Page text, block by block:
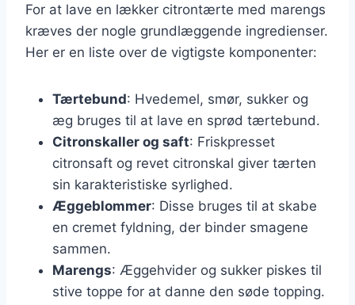
For at lave en lækker citrontærte med marengs
kræves der nogle grundlæggende ingredienser.
Her er en liste over de vigtigste komponenter:
Tærtebund: Hvedemel, smør, sukker og
æg bruges til at lave en sprød tærtebund.
Citronskaller og saft: Friskpresset
citronsaft og revet citronskal giver tærten
sin karakteristiske syrlighed.
Æggeblommer: Disse bruges til at skabe
en cremet fyldning, der binder smagene
sammen.
Marengs: Æggehvider og sukker piskes til
stive toppe for at danne den søde topping.